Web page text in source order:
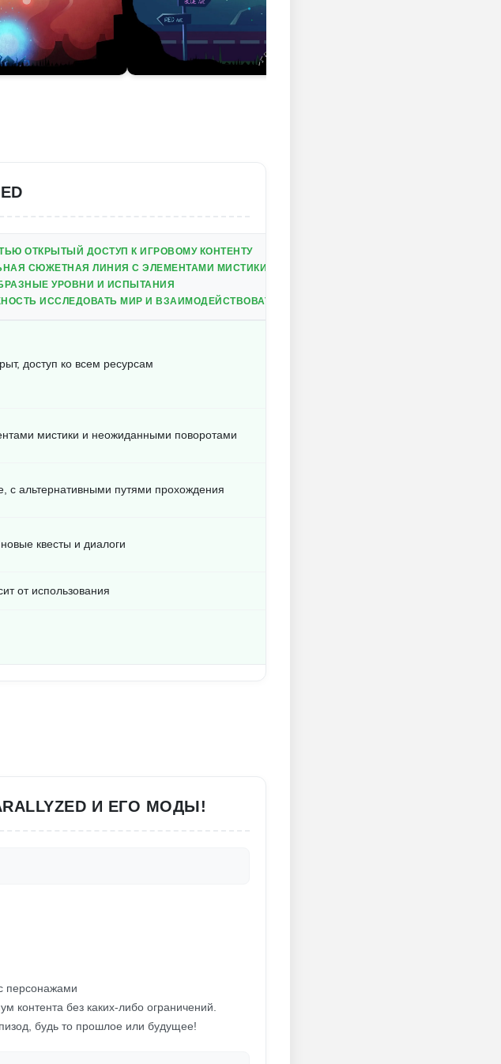
ОТКРЫТЫЙ ДОСТУП К ИГРОВОМУ КОНТЕНТУ
СЮЖЕТНАЯ ЛИНИЯ С ЭЛЕМЕНТАМИ МИСТИКИ
УРОВНИ И ИСПЫТАНИЯ
ИССЛЕДОВАТЬ МИР И ВЗАИМОДЕЙСТВОВАТЬ С ПЕРСОНАЖАМИ
доступ ко всем ресурсам
мистики и неожиданными поворотами
с альтернативными путями прохождения
квесты и диалоги
от использования
И ЕГО МОДЫ!
персонажами
контента без каких-либо ограничений.
будь то прошлое или будущее!